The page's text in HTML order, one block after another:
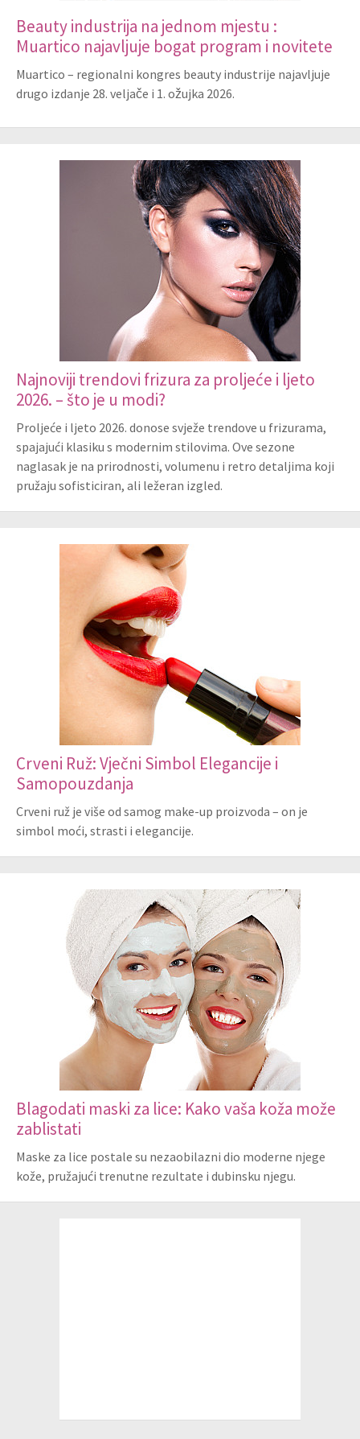
Beauty industrija na jednom mjestu :
Muartico najavljuje bogat program i novitete
Muartico – regionalni kongres beauty industrije najavljuje
drugo izdanje 28. veljače i 1. ožujka 2026.
Najnoviji trendovi frizura za proljeće i ljeto
2026. – što je u modi?
Proljeće i ljeto 2026. donose svježe trendove u frizurama,
spajajući klasiku s modernim stilovima. Ove sezone
naglasak je na prirodnosti, volumenu i retro detaljima koji
pružaju sofisticiran, ali ležeran izgled.
Crveni Ruž: Vječni Simbol Elegancije i
Samopouzdanja
Crveni ruž je više od samog make-up proizvoda – on je
simbol moći, strasti i elegancije.
Blagodati maski za lice: Kako vaša koža može
zablistati
Maske za lice postale su nezaobilazni dio moderne njege
kože, pružajući trenutne rezultate i dubinsku njegu.